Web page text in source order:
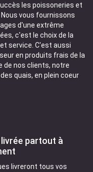
les poissoneries et
vous fournissons
d'une extrême
c'est le choix de la
service. C'est aussi
en produits frais de la
de nos clients, notre
quais, en plein coeur
partout à
livreront tous vos